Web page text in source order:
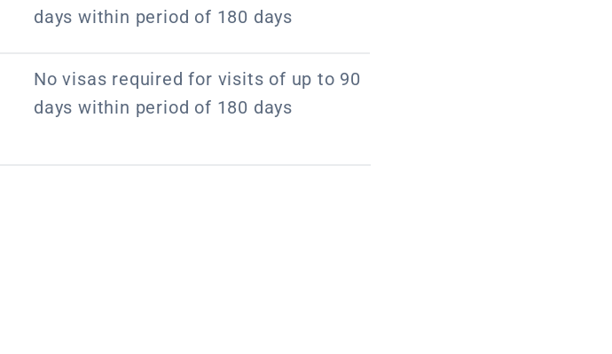
days within period of 180 days
No visas required for visits of up to 90
days within period of 180 days